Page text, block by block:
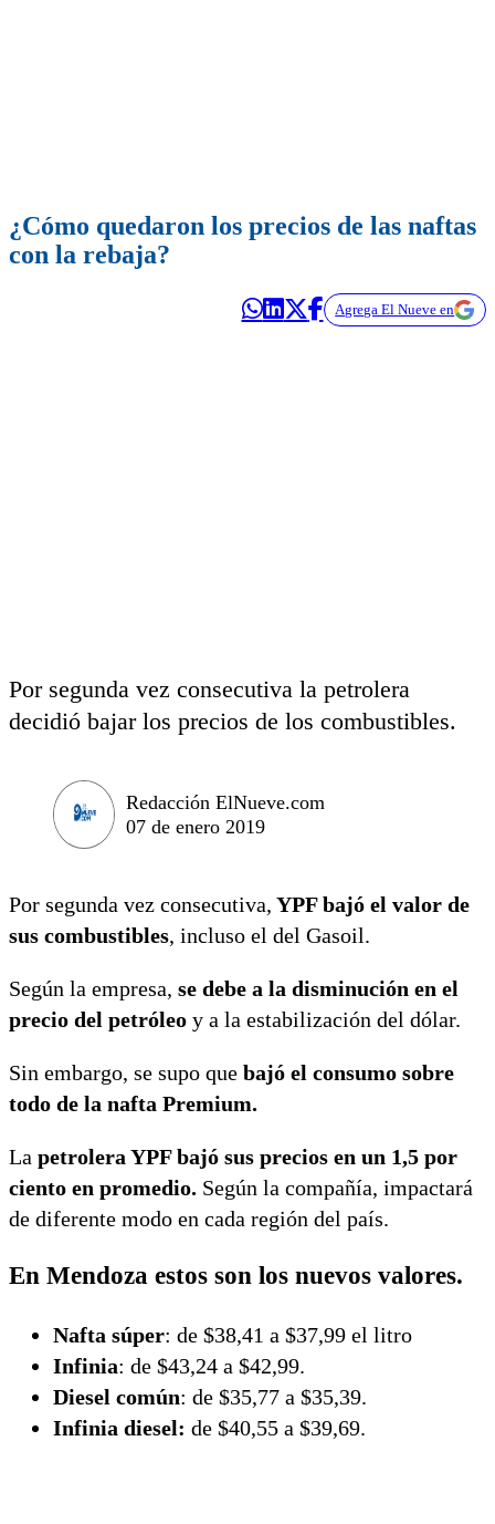
¿Cómo quedaron los precios de las naftas
con la rebaja?
Agrega El Nueve en
Por segunda vez consecutiva la petrolera
decidió bajar los precios de los combustibles.
Redacción ElNueve.com
07 de enero 2019
Por segunda vez consecutiva, YPF bajó el valor de
sus combustibles, incluso el del Gasoil.
Según la empresa, se debe a la disminución en el
precio del petróleo y a la estabilización del dólar.
Sin embargo, se supo que bajó el consumo sobre
todo de la nafta Premium.
La petrolera YPF bajó sus precios en un 1,5 por
ciento en promedio. Según la compañía, impactará
de diferente modo en cada región del país.
En Mendoza estos son los nuevos valores.
Nafta súper: de $38,41 a $37,99 el litro
Infinia: de $43,24 a $42,99.
Diesel común: de $35,77 a $35,39.
Infinia diesel: de $40,55 a $39,69.